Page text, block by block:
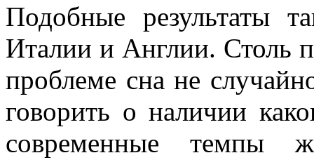
Подобные результаты
Италии и Англии. Столь
проблеме сна не
говорить о наличии
современные темпы